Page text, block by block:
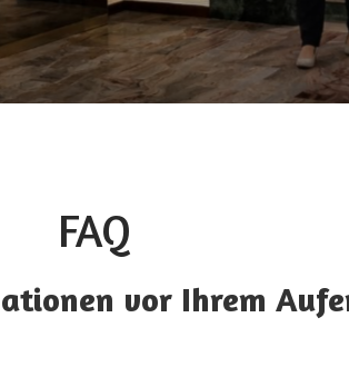
FAQ
vor Ihrem